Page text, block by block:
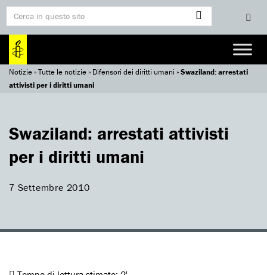
Notizie»Tutte le notizie» Difensori dei diritti umani »Swaziland: arrestati
attivisti per i diritti umani
Swaziland: arrestati attivisti
per i diritti umani
7 Settembre 2010